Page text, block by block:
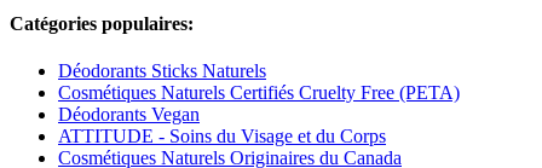
Catégories populaires:
Déodorants Sticks Naturels
Cosmétiques Naturels Certifiés Cruelty Free (PETA)
Déodorants Vegan
ATTITUDE - Soins du Visage et du Corps
Cosmétiques Naturels Originaires du Canada